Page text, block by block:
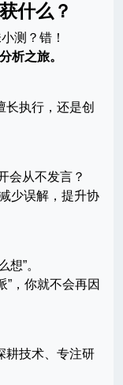
什么？
测？错！
析之旅。
执行，还是创
会从不发言？
少误解，提升协
”。
”，你就不会再因
耕技术、专注研